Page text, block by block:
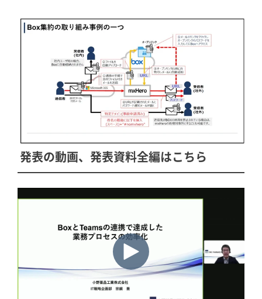
発表の動画、発表資料全編はこちら